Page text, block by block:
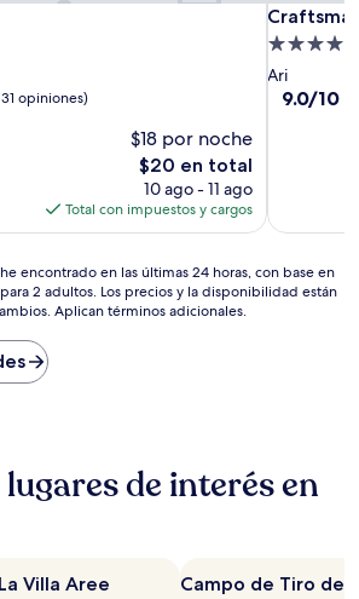
opiniones)
$18 por noche
El
precio
actual
es
$20
$20 en total
10 ago - 11 ago
Total con impuestos y cargos
Propiedad
de
4.0
Ari
9.0
9.0/10
encontrado en las últimas 24 horas, con base en
2 adultos. Los precios y la disponibilidad están
Aplican términos adicionales.
de interés en
Villa Aree Campo de Tiro de